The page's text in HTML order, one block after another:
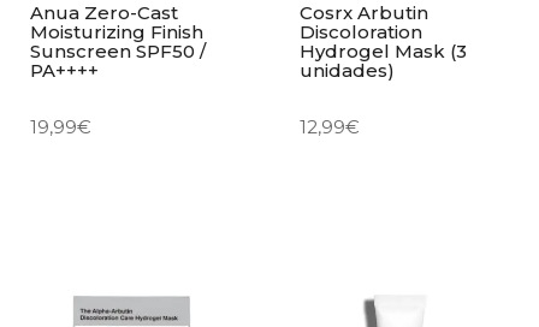
Anua Zero-Cast
Moisturizing Finish
Sunscreen SPF50 /
PA++++
19,99€
Cosrx Arbutin
Discoloration
Hydrogel Mask (3
unidades)
12,99€